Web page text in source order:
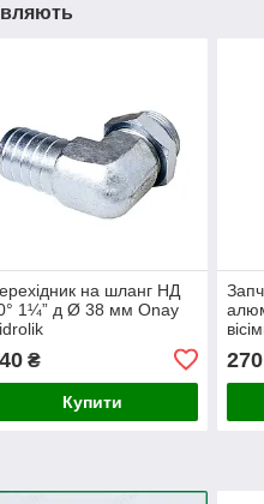
на шланг НД
1¼” д Ø 38 мм Onay
₴
Купити
270